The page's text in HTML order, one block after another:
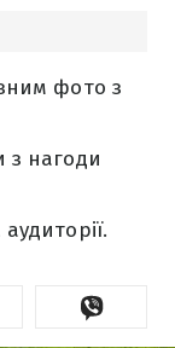
фото з
з нагоди